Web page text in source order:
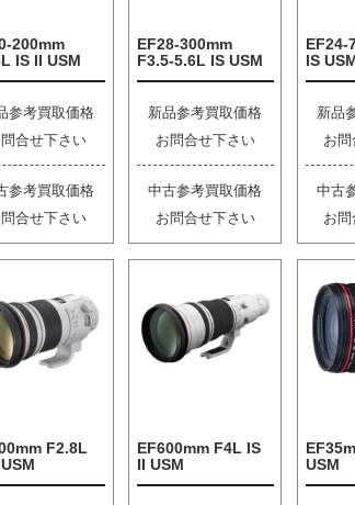
200mm
IS II USM
参考買取価格
合せ下さい
参考買取価格
合せ下さい
EF28-300mm
F3.5-5.6L IS USM
新品参考買取価格
お問合せ下さい
中古参考買取価格
お問合せ下さい
EF24-
IS
新品
お
中古
お
F2.8L
EF600mm F4L IS
II USM
USM